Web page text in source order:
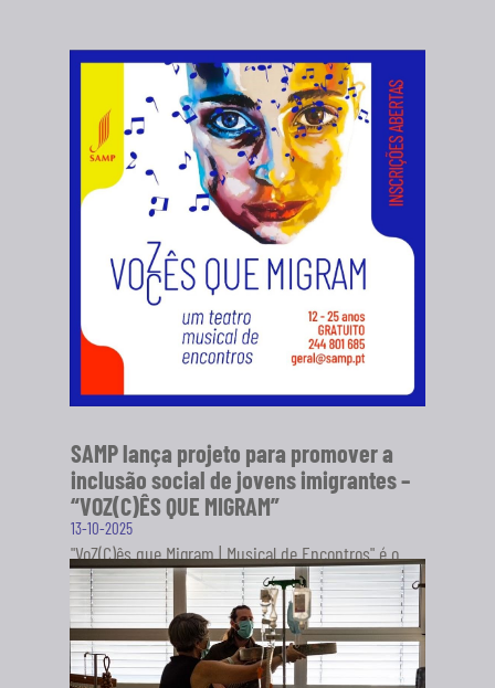
SAMP lança projeto para promover a
inclusão social de jovens imigrantes –
“VOZ(C)ÊS QUE MIGRAM”
13-10-2025
"VoZ(C)ês que Migram | Musical de Encontros" é o
novo projeto da Sociedade Artística Musical dos
Pousos (SAMP), em...
SABER MAIS